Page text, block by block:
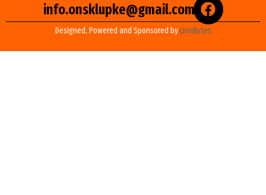
info.onsklupke@gmail.com
Designed, Powered and Sponsored byLionBytes